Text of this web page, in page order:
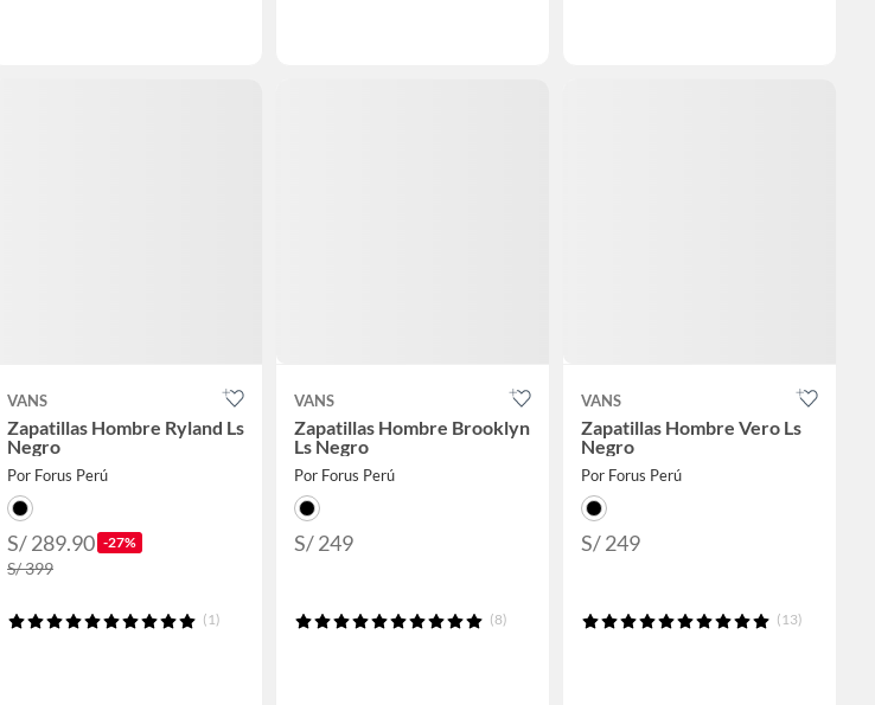
VANS
Zapatillas Hombre Ryland Ls
Negro
Por Forus Perú
S/ 289.90 -27%
S/ 399
(1)
VANS
Zapatillas Hombre Brooklyn
Ls Negro
Por Forus Perú
S/ 249
(8)
VANS
Zapatillas Hombre Vero Ls
Negro
Por Forus Perú
S/ 249
(13)